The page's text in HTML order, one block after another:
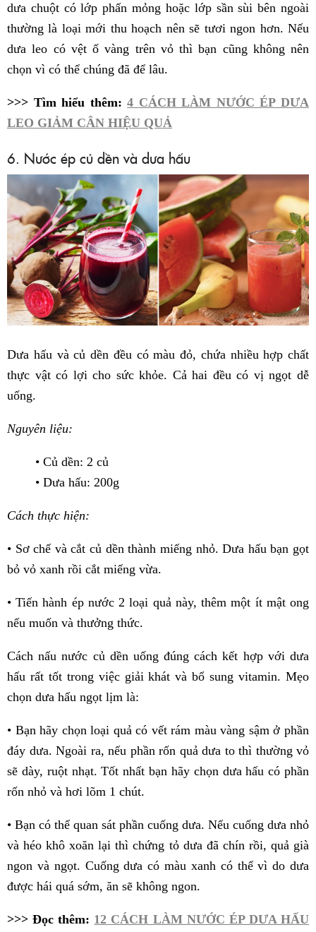
dưa chuột có lớp phấn mỏng hoặc lớp sần sùi bên ngoài
thường là loại mới thu hoạch nên sẽ tươi ngon hơn. Nếu
dưa leo có vệt ố vàng trên vỏ thì bạn cũng không nên
chọn vì có thể chúng đã để lâu.
>>> Tìm hiểu thêm:4 CÁCH LÀM NƯỚC ÉP DƯA
LEO GIẢM CÂN HIỆU QUẢ
6. Nước ép củ dền và dưa hấu
Dưa hấu và củ dền đều có màu đỏ, chứa nhiều hợp chất
thực vật có lợi cho sức khỏe. Cả hai đều có vị ngọt dễ
uống.
Nguyên liệu:
• Củ dền: 2 củ
• Dưa hấu: 200g
Cách thực hiện:
• Sơ chế và cắt củ dền thành miếng nhỏ. Dưa hấu bạn gọt
bỏ vỏ xanh rồi cắt miếng vừa.
• Tiến hành ép nước 2 loại quả này, thêm một ít mật ong
nếu muốn và thưởng thức.
Cách nấu nước củ dền uốngđúng cách kết hợp với dưa
hấu rất tốt trong việc giải khát và bổ sung vitamin. Mẹo
chọn dưa hấu ngọt lịm là:
• Bạn hãy chọn loại quả có vết rám màu vàng sậm ở phần
đáy dưa. Ngoài ra, nếu phần rốn quả dưa to thì thường vỏ
sẽ dày, ruột nhạt. Tốt nhất bạn hãy chọn dưa hấu có phần
rốn nhỏ và hơi lõm 1 chút.
• Bạn có thể quan sát phần cuống dưa. Nếu cuống dưa nhỏ
và héo khô xoăn lại thì chứng tỏ dưa đã chín rồi, quả già
ngon và ngọt. Cuống dưa có màu xanh có thể vì do dưa
được hái quá sớm, ăn sẽ không ngon.
>>> Đọc thêm: 12 CÁCH LÀM NƯỚC ÉP DƯA HẤU